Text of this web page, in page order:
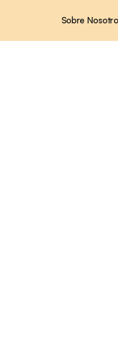
Sobre